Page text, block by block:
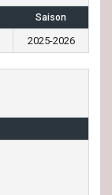
Saison
2025-2026